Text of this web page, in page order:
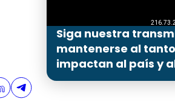
Siga nuestra
mantenerse al
impactan al país y